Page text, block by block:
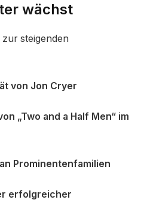
wächst
steigenden
von Jon Cryer
„Two and a Half Men“ im
Prominentenfamilien
erfolgreicher